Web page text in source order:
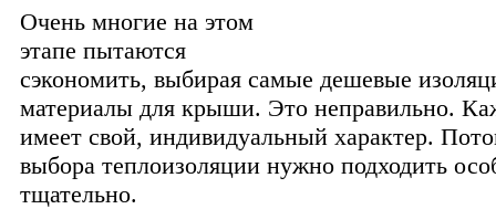
Очень многие на этом
этапе пытаются
сэкономить, выбирая самые дешевые
материалы для крыши. Это неправильно.
имеет свой, индивидуальный характер.
выбора теплоизоляции нужно подходить
тщательно.